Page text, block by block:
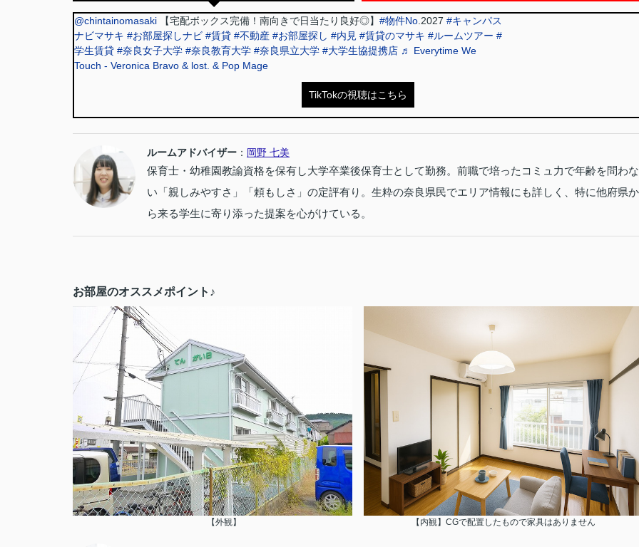
@chintainomasaki 【宅配ボックス完備！南向きで日当たり良好◎】 #物件No .2027 #キャンパス
ナビマサキ #お部屋探しナビ #賃貸 #不動産 #お部屋探し #内見 #賃貸のマサキ #ルームツアー #
学生賃貸 #奈良女子大学 #奈良教育大学 #奈良県立大学 #大学生協提携店 ♬ Everytime We
Touch - Veronica Bravo & lost. & Pop Mage
TikTokの視聴はこちら
ルームアドバイザー ： 岡野 七美
保育士・幼稚園教諭資格を保有し大学卒業後保育士として勤務。前職で培ったコミュ力で年齢を問わな
い「親しみやすさ」「頼もしさ」の定評有り。生粋の奈良県民でエリア情報にも詳しく、特に他府県か
ら来る学生に寄り添った提案を心がけている。
お部屋のオススメポイント♪
【外観】 【内観】CGで配置したもので家具はありません